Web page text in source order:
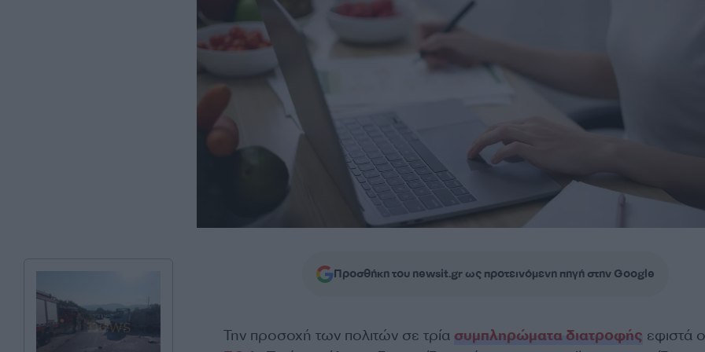
Προσθήκη του newsit.gr ως προτεινόμενη πηγή στην Google
Την προσοχή των πολιτών σε τρία συμπληρώματα διατροφής εφιστά ο